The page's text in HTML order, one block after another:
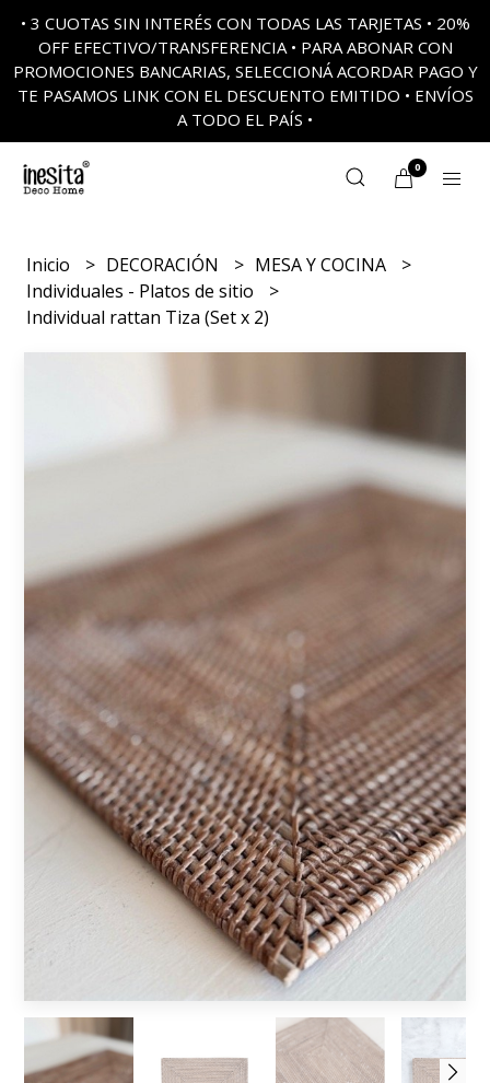
• 3 CUOTAS SIN INTERÉS CON TODAS LAS TARJETAS • 20%
OFF EFECTIVO/TRANSFERENCIA • PARA ABONAR CON
PROMOCIONES BANCARIAS, SELECCIONÁ ACORDAR PAGO Y
TE PASAMOS LINK CON EL DESCUENTO EMITIDO • ENVÍOS
A TODO EL PAÍS •
0
Inicio DECORACIÓN
MESA Y COCINA
Individuales - Platos de sitio
Individual rattan Tiza (Set x 2)